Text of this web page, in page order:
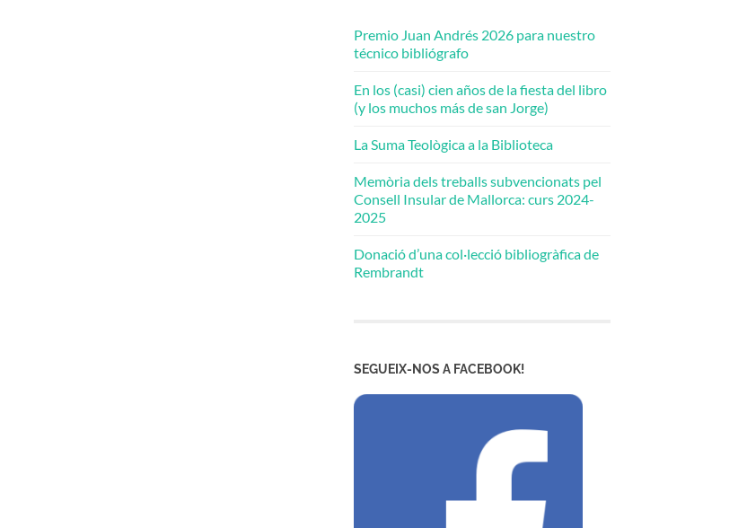
Premio Juan Andrés 2026 para nuestro
técnico bibliógrafo
En los (casi) cien años de la fiesta del libro
(y los muchos más de san Jorge)
La Suma Teològica a la Biblioteca
Memòria dels treballs subvencionats pel
Consell Insular de Mallorca: curs 2024-
2025
Donació d’una col·lecció bibliogràfica de
Rembrandt
SEGUEIX-NOS A FACEBOOK!